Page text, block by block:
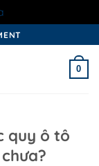
0
quy ô tô